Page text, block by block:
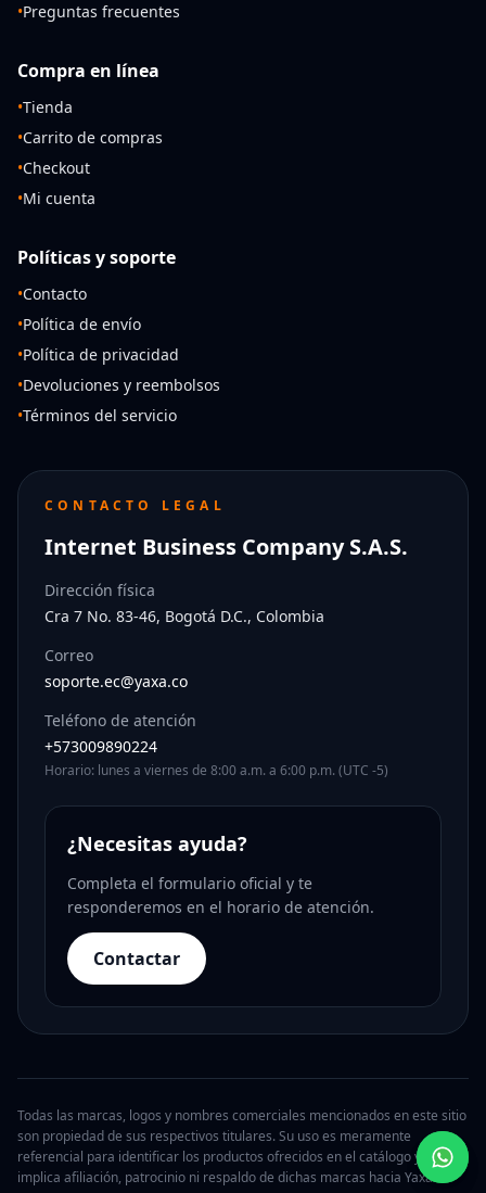
•Preguntas frecuentes
Compra en línea
•Tienda
•Carrito de compras
•Checkout
•Mi cuenta
Políticas y soporte
•Contacto
•Política de envío
•Política de privacidad
•Devoluciones y reembolsos
•Términos del servicio
CONTACTO LEGAL
Internet Business Company S.A.S.
Dirección física
Cra 7 No. 83-46, Bogotá D.C., Colombia
Correo
soporte.ec@yaxa.co
Teléfono de atención
+573009890224
Horario: lunes a viernes de 8:00 a.m. a 6:00 p.m. (UTC -5)
¿Necesitas ayuda?
Completa el formulario oficial y te
responderemos en el horario de atención.
Contactar
Todas las marcas, logos y nombres comerciales mencionados en este sitio
son propiedad de sus respectivos titulares. Su uso es meramente
referencial para identificar los productos ofrecidos en el catálogo y no
implica afiliación, patrocinio ni respaldo de dichas marcas hacia Yaxa.